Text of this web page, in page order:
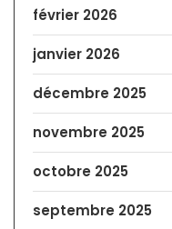
février 2026
janvier 2026
décembre 2025
novembre 2025
octobre 2025
septembre 2025